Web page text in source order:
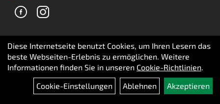
Ihr Einkauf
Warenkorb
Top Artikel
Diese Internetseite benutzt Cookies, um Ihren Lesern das
beste Webseiten-Erlebnis zu ermöglichen. Weitere
Informationen finden Sie in unseren Cookie-Richtlinien.
Cookie-Einstellungen
Ablehnen Akzeptieren